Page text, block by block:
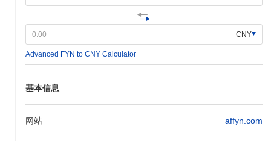
CNY
Advanced FYN to CNY Calculator
基本信息
网站 affyn.com
与。该平台运行在专有区块链上，支持高交易吞吐量和低延迟，确
保用户的无缝体验。 此外，Affyn采用了“玩赚”模型，通过奖励激励
用户参与，促进了一个充满活力的生态系统。其治理模型是社区驱
动的，允许用户参与决策过程，从而增强用户的忠诚度和对平台未
来的投资。 Affyn还强调互操作性，使用户能够与各种区块链网络
和区块链领域的关键参与者建立了合作关系，进一步巩固了其在市
场中的地位，并通过多样化的工具和资源增强其生态系统。
你可以在Affyn上做什么？
FYN代币在Affyn生态系统中具有多种实用功能。它主要用于交易和